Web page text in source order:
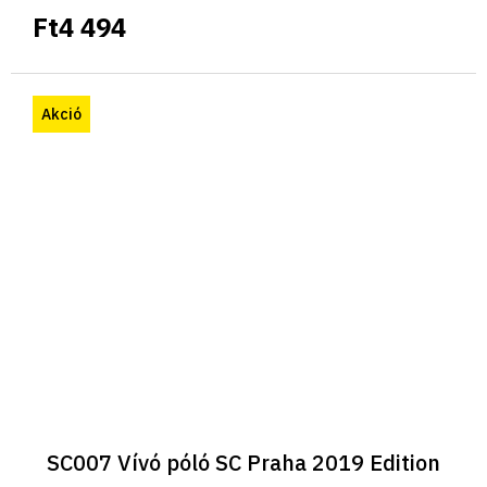
Ft4 494
Akció
SC007 Vívó póló SC Praha 2019 Edition